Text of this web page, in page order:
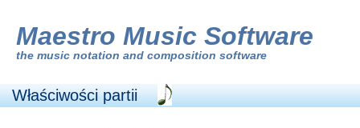
Maestro Music Software
the music notation and composition software
Właściwości partii